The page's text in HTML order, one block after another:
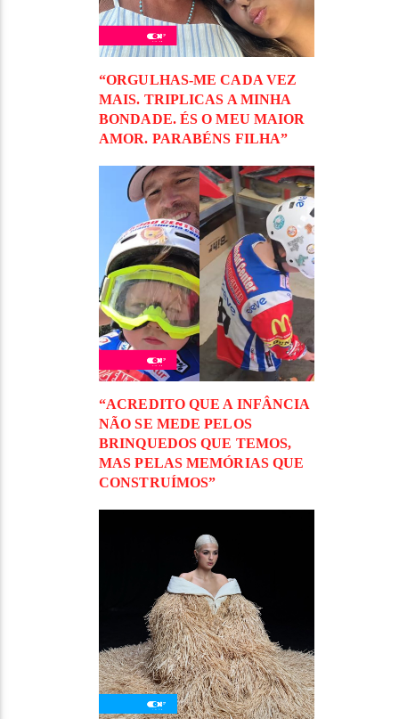
“ORGULHAS-ME CADA VEZ
MAIS. TRIPLICAS A MINHA
BONDADE. ÉS O MEU MAIOR
AMOR. PARABÉNS FILHA”
“ACREDITO QUE A INFÂNCIA
NÃO SE MEDE PELOS
BRINQUEDOS QUE TEMOS,
MAS PELAS MEMÓRIAS QUE
CONSTRUÍMOS”